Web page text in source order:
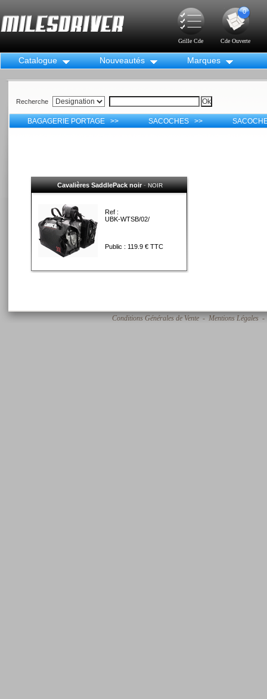
Grille Cde Cde Ouverte
0
Catalogue Nouveautés Marques
Recherche
BAGAGERIE PORTAGE >> SACOCHES >>
Cavalières SaddlePack noir- NOIR
Ref :
UBK-WTSB/02/
Public : 119.9 € TTC
Conditions Générales de Vente-Mentions Légales-